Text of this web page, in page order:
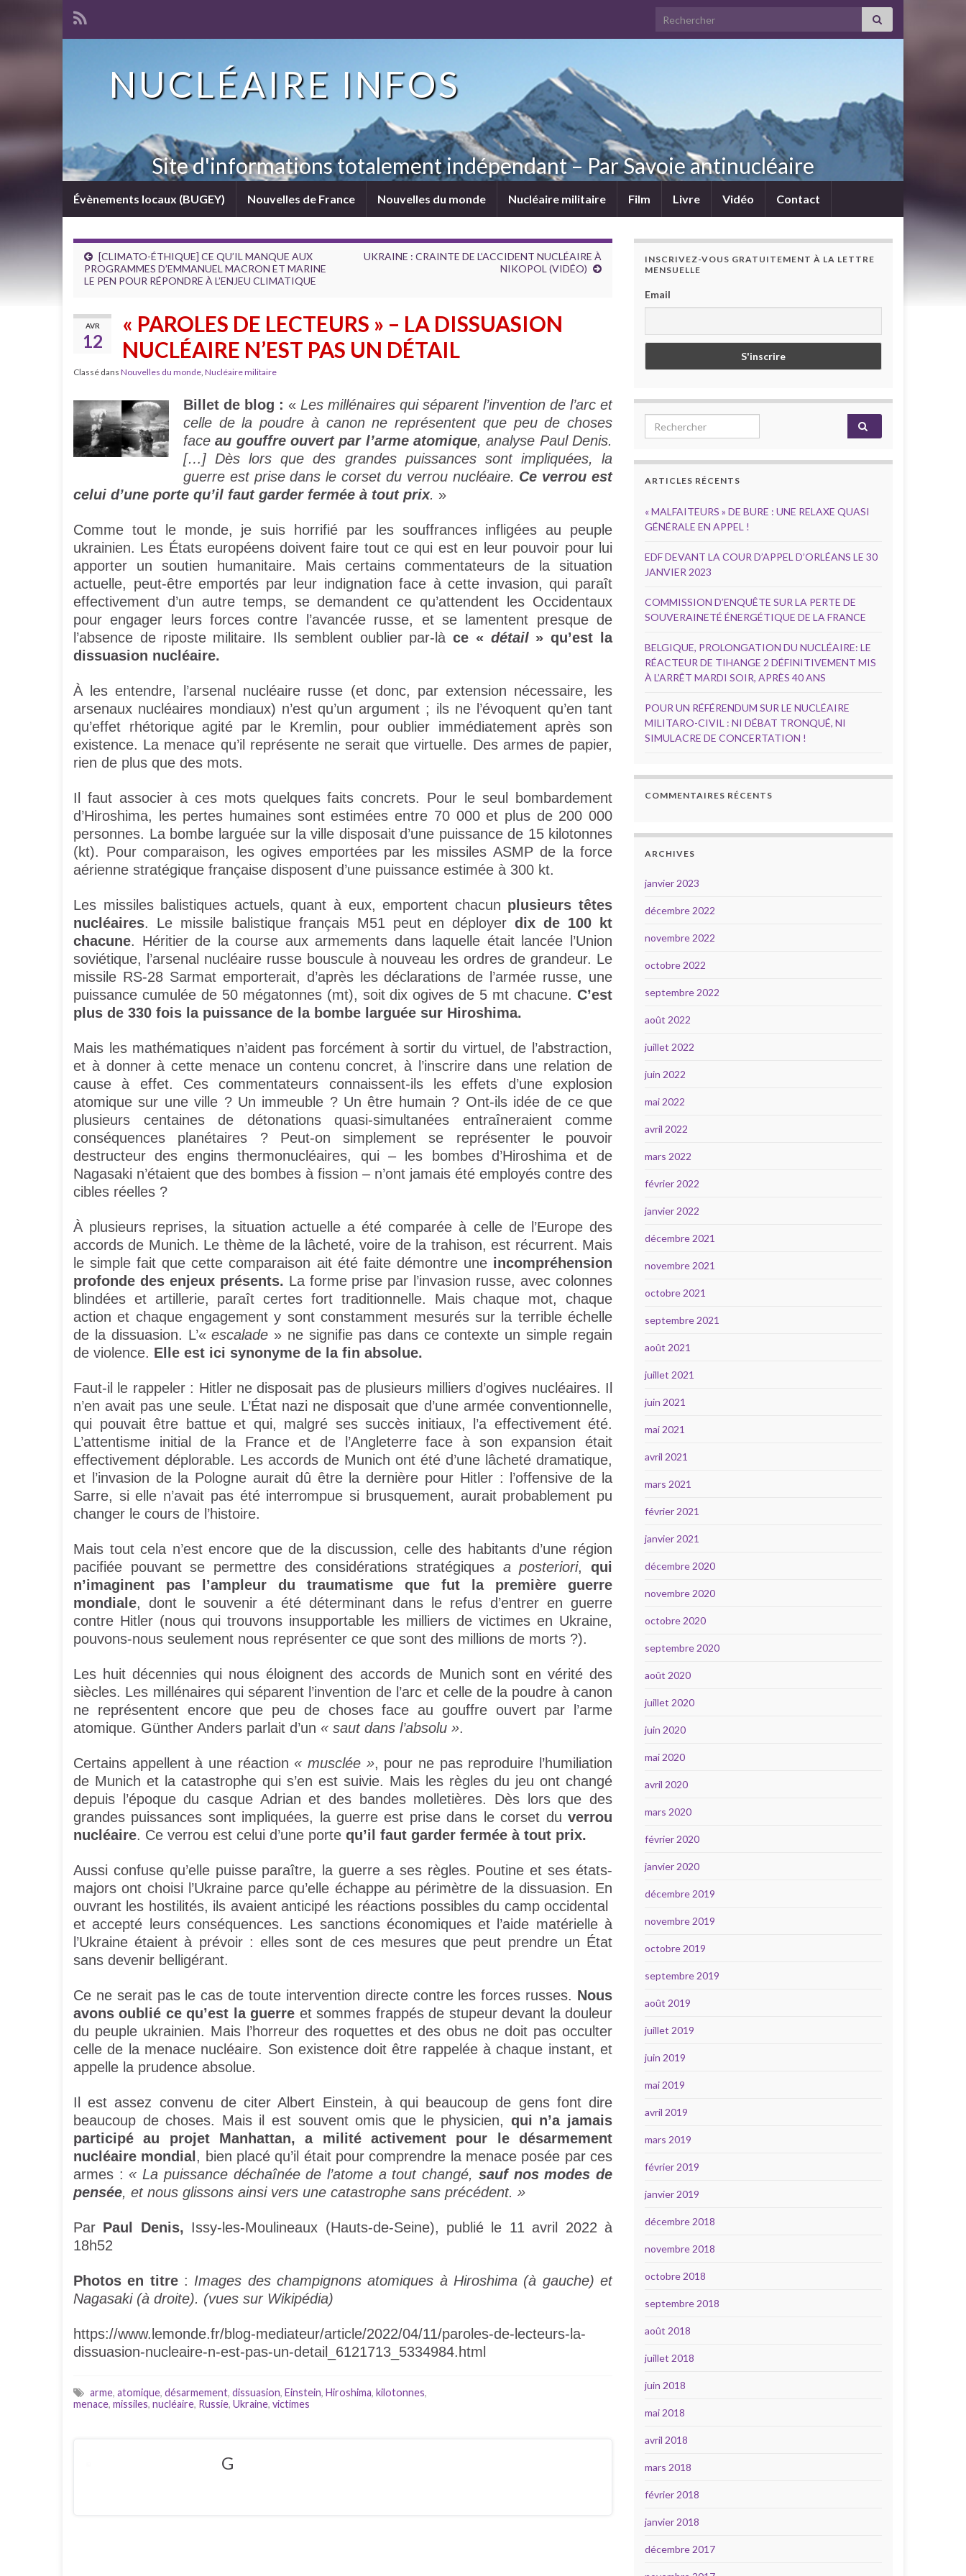
Search for:
NUCLÉAIRE INFOS
Site d'informations totalement indépendant – Par Savoie antinucléaire
Évènements locaux (BUGEY) Nouvelles de France Nouvelles du monde Nucléaire militaire Film Livre Vidéo Contact
[CLIMATO-ÉTHIQUE] CE QU’IL MANQUE AUX
PROGRAMMES D’EMMANUEL MACRON ET MARINE
LE PEN POUR RÉPONDRE À L’ENJEU CLIMATIQUE
UKRAINE : CRAINTE DE L’ACCIDENT NUCLÉAIRE À
NIKOPOL (VIDÉO)
AVR
12
« PAROLES DE LECTEURS » – LA DISSUASION
NUCLÉAIRE N’EST PAS UN DÉTAIL
Classé dans Nouvelles du monde, Nucléaire militaire
Billet de blog : « Les millénaires qui séparent l’invention de l’arc et
celle de la poudre à canon ne représentent que peu de choses
faceau gouffre ouvert par l’arme atomique, analyse Paul Denis.
[…] Dès lors que des grandes puissances sont impliquées, la
guerre est prise dans le corset du verrou nucléaire. Ce verrou est
celui d’une porte qu’il faut garder fermée à tout prix. »
Comme tout le monde, je suis horrifié par les souffrances infligées au peuple
ukrainien. Les États européens doivent faire tout ce qui est en leur pouvoir pour lui
apporter un soutien humanitaire. Mais certains commentateurs de la situation
actuelle, peut-être emportés par leur indignation face à cette invasion, qui paraît
effectivement d’un autre temps, se demandent ce qu’attendent les Occidentaux
pour engager leurs forces contre l’avancée russe, et se lamentent presque de
l’absence de riposte militaire. Ils semblent oublier par-làce « détail » qu’est la
dissuasion nucléaire.
À les entendre, l’arsenal nucléaire russe (et donc, par extension nécessaire, les
arsenaux nucléaires mondiaux) n’est qu’un argument ; ils ne l’évoquent qu’en tant
qu’effet rhétorique agité par le Kremlin, pour oublier immédiatement après son
existence. La menace qu’il représente ne serait que virtuelle. Des armes de papier,
rien de plus que des mots.
Il faut associer à ces mots quelques faits concrets. Pour le seul bombardement
d’Hiroshima, les pertes humaines sont estimées entre 70 000 et plus de 200 000
personnes. La bombe larguée sur la ville disposait d’une puissance de 15 kilotonnes
(kt). Pour comparaison, les ogives emportées par les missiles ASMP de la force
aérienne stratégique française disposent d’une puissance estimée à 300 kt.
Les missiles balistiques actuels, quant à eux, emportent chacun plusieurs têtes
nucléaires. Le missile balistique français M51 peut en déployerdix de 100 kt
chacune. Héritier de la course aux armements dans laquelle était lancée l’Union
soviétique, l’arsenal nucléaire russe bouscule à nouveau les ordres de grandeur. Le
missile RS-28 Sarmat emporterait, d’après les déclarations de l’armée russe, une
puissance cumulée de 50 mégatonnes (mt), soit dix ogives de 5 mt chacune. C’est
plus de 330 fois la puissance de la bombe larguée sur Hiroshima.
Mais les mathématiques n’aident pas forcément à sortir du virtuel, de l’abstraction,
et à donner à cette menace un contenu concret, à l’inscrire dans une relation de
cause à effet. Ces commentateurs connaissent-ils les effets d’une explosion
atomique sur une ville ? Un immeuble ? Un être humain ? Ont-ils idée de ce que
plusieurs centaines de détonations quasi-simultanées entraîneraient comme
conséquences planétaires ? Peut-on simplement se représenter le pouvoir
destructeur des engins thermonucléaires, qui – les bombes d’Hiroshima et de
Nagasaki n’étaient que des bombes à fission – n’ont jamais été employés contre des
cibles réelles ?
À plusieurs reprises, la situation actuelle a été comparée à celle de l’Europe des
accords de Munich. Le thème de la lâcheté, voire de la trahison, est récurrent. Mais
le simple fait que cette comparaison ait été faite démontre une incompréhension
profonde des enjeux présents. La forme prise par l’invasion russe, avec colonnes
blindées et artillerie, paraît certes fort traditionnelle. Mais chaque mot, chaque
action et chaque engagement y sont constamment mesurés sur la terrible échelle
de la dissuasion. L’«escalade » ne signifie pas dans ce contexte un simple regain
de violence. Elle est ici synonyme de la fin absolue.
Faut-il le rappeler : Hitler ne disposait pas de plusieurs milliers d’ogives nucléaires. Il
n’en avait pas une seule. L’État nazi ne disposait que d’une armée conventionnelle,
qui pouvait être battue et qui, malgré ses succès initiaux, l’a effectivement été.
L’attentisme initial de la France et de l’Angleterre face à son expansion était
effectivement déplorable. Les accords de Munich ont été d’une lâcheté dramatique,
et l’invasion de la Pologne aurait dû être la dernière pour Hitler : l’offensive de la
Sarre, si elle n’avait pas été interrompue si brusquement, aurait probablement pu
changer le cours de l’histoire.
Mais tout cela n’est encore que de la discussion, celle des habitants d’une région
pacifiée pouvant se permettre des considérations stratégiques a posteriori,qui
n’imaginent pas l’ampleur du traumatisme que fut la première guerre
mondiale, dont le souvenir a été déterminant dans le refus d’entrer en guerre
contre Hitler (nous qui trouvons insupportable les milliers de victimes en Ukraine,
pouvons-nous seulement nous représenter ce que sont des millions de morts ?).
Les huit décennies qui nous éloignent des accords de Munich sont en vérité des
siècles. Les millénaires qui séparent l’invention de l’arc et celle de la poudre à canon
ne représentent encore que peu de choses face au gouffre ouvert par l’arme
atomique. Günther Anders parlait d’un « saut dans l’absolu ».
Certains appellent à une réaction « musclée », pour ne pas reproduire l’humiliation
de Munich et la catastrophe qui s’en est suivie. Mais les règles du jeu ont changé
depuis l’époque du casque Adrian et des bandes molletières. Dès lors que des
grandes puissances sont impliquées, la guerre est prise dans le corset du verrou
nucléaire. Ce verrou est celui d’une porte qu’il faut garder fermée à tout prix.
Aussi confuse qu’elle puisse paraître, la guerre a ses règles. Poutine et ses états-
majors ont choisi l’Ukraine parce qu’elle échappe au périmètre de la dissuasion. En
ouvrant les hostilités, ils avaient anticipé les réactions possibles du camp occidental
et accepté leurs conséquences. Les sanctions économiques et l’aide matérielle à
l’Ukraine étaient à prévoir : elles sont de ces mesures que peut prendre un État
sans devenir belligérant.
Ce ne serait pas le cas de toute intervention directe contre les forces russes. Nous
avons oublié ce qu’est la guerre et sommes frappés de stupeur devant la douleur
du peuple ukrainien. Mais l’horreur des roquettes et des obus ne doit pas occulter
celle de la menace nucléaire. Son existence doit être rappelée à chaque instant, et
appelle la prudence absolue.
Il est assez convenu de citer Albert Einstein, à qui beaucoup de gens font dire
beaucoup de choses. Mais il est souvent omis que le physicien, qui n’a jamais
participé au projet Manhattan, a milité activement pour le désarmement
nucléaire mondial , bien placé qu’il était pour comprendre la menace posée par ces
armes : « La puissance déchaînée de l’atome a tout changé, sauf nos modes de
pensée, et nous glissons ainsi vers une catastrophe sans précédent. »
Par Paul Denis, Issy-les-Moulineaux (Hauts-de-Seine), publié le 11 avril 2022 à
18h52
Photos en titre: Images des champignons atomiques à Hiroshima (à gauche) et
Nagasaki (à droite). (vues sur Wikipédia)
https://www.lemonde.fr/blog-mediateur/article/2022/04/11/paroles-de-lecteurs-la-
dissuasion-nucleaire-n-est-pas-un-detail_6121713_5334984.html
arme, atomique, désarmement, dissuasion, Einstein, Hiroshima, kilotonnes,
menace, missiles, nucléaire, Russie, Ukraine, victimes
G
INSCRIVEZ-VOUS GRATUITEMENT À LA LETTRE
MENSUELLE
Email
Search for:
ARTICLES RÉCENTS
« MALFAITEURS » DE BURE : UNE RELAXE QUASI
GÉNÉRALE EN APPEL !
EDF DEVANT LA COUR D’APPEL D’ORLÉANS LE 30
JANVIER 2023
COMMISSION D’ENQUÊTE SUR LA PERTE DE
SOUVERAINETÉ ÉNERGÉTIQUE DE LA FRANCE
BELGIQUE, PROLONGATION DU NUCLÉAIRE: LE
RÉACTEUR DE TIHANGE 2 DÉFINITIVEMENT MIS
À L’ARRÊT MARDI SOIR, APRÈS 40 ANS
POUR UN RÉFÉRENDUM SUR LE NUCLÉAIRE
MILITARO-CIVIL : NI DÉBAT TRONQUÉ, NI
SIMULACRE DE CONCERTATION !
COMMENTAIRES RÉCENTS
ARCHIVES
janvier 2023
décembre 2022
novembre 2022
octobre 2022
septembre 2022
août 2022
juillet 2022
juin 2022
mai 2022
avril 2022
mars 2022
février 2022
janvier 2022
décembre 2021
novembre 2021
octobre 2021
septembre 2021
août 2021
juillet 2021
juin 2021
mai 2021
avril 2021
mars 2021
février 2021
janvier 2021
décembre 2020
novembre 2020
octobre 2020
septembre 2020
août 2020
juillet 2020
juin 2020
mai 2020
avril 2020
mars 2020
février 2020
janvier 2020
décembre 2019
novembre 2019
octobre 2019
septembre 2019
août 2019
juillet 2019
juin 2019
mai 2019
avril 2019
mars 2019
février 2019
janvier 2019
décembre 2018
novembre 2018
octobre 2018
septembre 2018
août 2018
juillet 2018
juin 2018
mai 2018
avril 2018
mars 2018
février 2018
janvier 2018
décembre 2017